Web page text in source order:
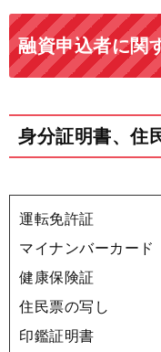
融資申込者に関
身分証明書、住
運転免許証
マイナンバーカード
健康保険証
住民票の写し
印鑑証明書